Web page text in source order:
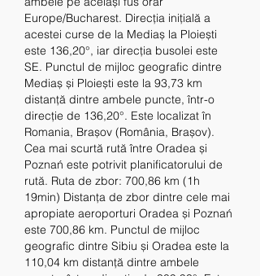
Europe/Bucharest. Direcția inițială a
acestei curse de la Mediaș la Ploiești
este 136,20°, iar direcția busolei este
SE. Punctul de mijloc geografic dintre
Mediaș și Ploiești este la 93,73 km
distanță dintre ambele puncte, într-o
direcție de 136,20°. Este localizat în
Romania, Brașov (România, Brașov).
Cea mai scurtă rută între Oradea și
Poznań este potrivit planificatorului de
rută. Ruta de zbor: 700,86 km (1h
19min) Distanța de zbor dintre cele mai
apropiate aeroporturi Oradea și Poznań
este 700,86 km. Punctul de mijloc
geografic dintre Sibiu și Oradea este la
110,04 km distanță dintre ambele